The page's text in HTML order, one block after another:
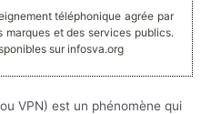
téléphonique agrée par
marques et des services publics.
sur infosva.org
VPN) est un phénomène qui